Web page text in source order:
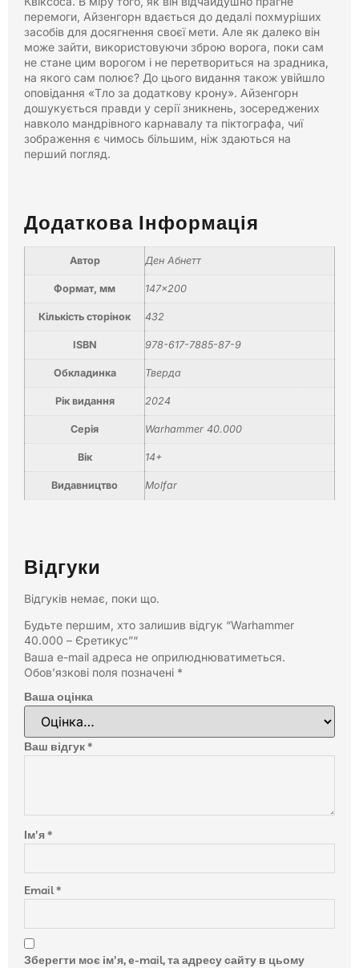
перемоги, Айзенгорн вдається до дедалі похмуріших
засобів для досягнення своєї мети. Але як далеко він
може зайти, використовуючи зброю ворога, поки сам
не стане цим ворогом і не перетвориться на зрадника,
на якого сам полює? До цього видання також увійшло
оповідання «Тло за додаткову крону». Айзенгорн
дошукується правди у серії зникнень, зосереджених
навколо мандрівного карнавалу та піктографа, чиї
зображення є чимось більшим, ніж здаються на
перший погляд.
Додаткова Інформація
Автор Ден Абнетт
Формат, мм 147×200
Кількість сторінок 432
ISBN 978-617-7885-87-9
Обкладинка Тверда
Рік видання 2024
Серія Warhammer 40.000
Вік 14+
Видавництво Molfar
Відгуки
Відгуків немає, поки що.
Будьте першим, хто залишив відгук “Warhammer
40.000 – Єретикус”“
Ваша e-mail адреса не оприлюднюватиметься.
Обов’язкові поля позначені *
Ваша оцінка
Ваш відгук*
Ім'я*
Email*
Зберегти моє ім'я, e-mail, та адресу сайту в цьому